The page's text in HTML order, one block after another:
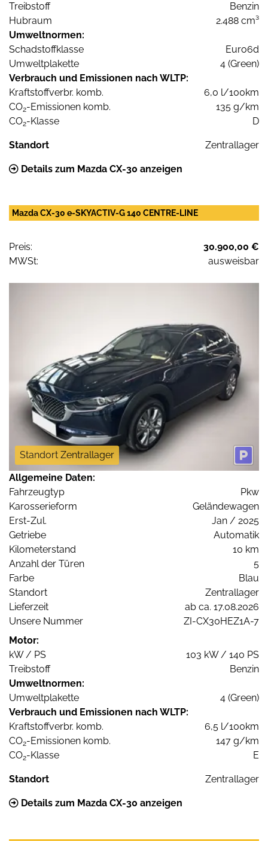
Treibstoff
Benzin
Hubraum
2.488 cm³
Umweltnormen:
Schadstoffklasse
Euro6d
Umweltplakette
4 (Green)
Verbrauch und Emissionen nach WLTP:
Kraftstoffverbr. komb.
6,0 l/100km
CO2-Emissionen komb.
135 g/km
CO2-Klasse D
Standort Zentrallager
Details zum Mazda CX-30 anzeigen
Mazda CX-30 e-SKYACTIV-G 140 CENTRE-LINE
Preis:
30.900,00 €
MWSt:
ausweisbar
Standort Zentrallager
Allgemeine Daten:
Fahrzeugtyp
Pkw
Karosserieform
Geländewagen
Erst-Zul.
Jan / 2025
Getriebe
Automatik
Kilometerstand
10 km
Anzahl der Türen
5
Farbe
Blau
Standort
Zentrallager
Lieferzeit
ab ca. 17.08.2026
Unsere Nummer
ZI-CX30HEZ1A-7
Motor:
kW / PS
103 kW / 140 PS
Treibstoff
Benzin
Umweltnormen:
Umweltplakette
4 (Green)
Verbrauch und Emissionen nach WLTP:
Kraftstoffverbr. komb.
6,5 l/100km
CO2-Emissionen komb.
147 g/km
CO2-Klasse E
Standort Zentrallager
Details zum Mazda CX-30 anzeigen